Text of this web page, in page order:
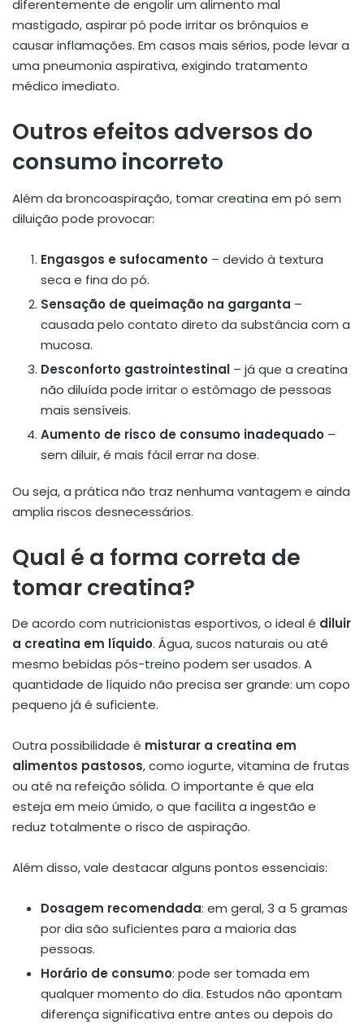
diferentemente de engolir um alimento mal
mastigado, aspirar pó pode irritar os brônquios e
causar inflamações. Em casos mais sérios, pode levar a
uma pneumonia aspirativa, exigindo tratamento
médico imediato.
Outros efeitos adversos do
consumo incorreto
Além da broncoaspiração, tomarcreatina em pó sem
diluição pode provocar:
Engasgos e sufocamento – devido à textura
seca e fina do pó.
Sensação de queimação na garganta –
causada pelo contato direto da substância com a
mucosa.
Desconforto gastrointestinal – já que a creatina
não diluída pode irritar o estômago de pessoas
mais sensíveis.
Aumento de risco de consumo inadequado –
sem diluir, é mais fácil errar na dose.
Ou seja, a prática não traz nenhuma vantagem e ainda
amplia riscos desnecessários.
Qual é a forma correta de
tomar creatina?
De acordo com nutricionistas esportivos, o ideal é diluir
a creatina em líquido. Água, sucos naturais ou até
mesmo bebidas pós-treino podem ser usados. A
quantidade de líquido não precisa ser grande: um copo
pequeno já é suficiente.
Outra possibilidade é misturar a creatina em
alimentos pastosos, como iogurte, vitamina de frutas
ou até na refeição sólida. O importante é que ela
esteja em meio úmido, o que facilita a ingestão e
reduz totalmente o risco de aspiração.
Além disso, vale destacar alguns pontos essenciais:
Dosagem recomendada: em geral, 3 a 5 gramas
por dia são suficientes para a maioria das
pessoas.
Horário de consumo: pode ser tomada em
qualquer momento do dia. Estudos não apontam
diferença significativa entre antes ou depois do